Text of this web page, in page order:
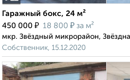
Гаражный бокс, 24 м²
450 000 ₽ 18 800 ₽ за м²
мкр. Звёздный микрорайон,
Собственник, 15.12.2020